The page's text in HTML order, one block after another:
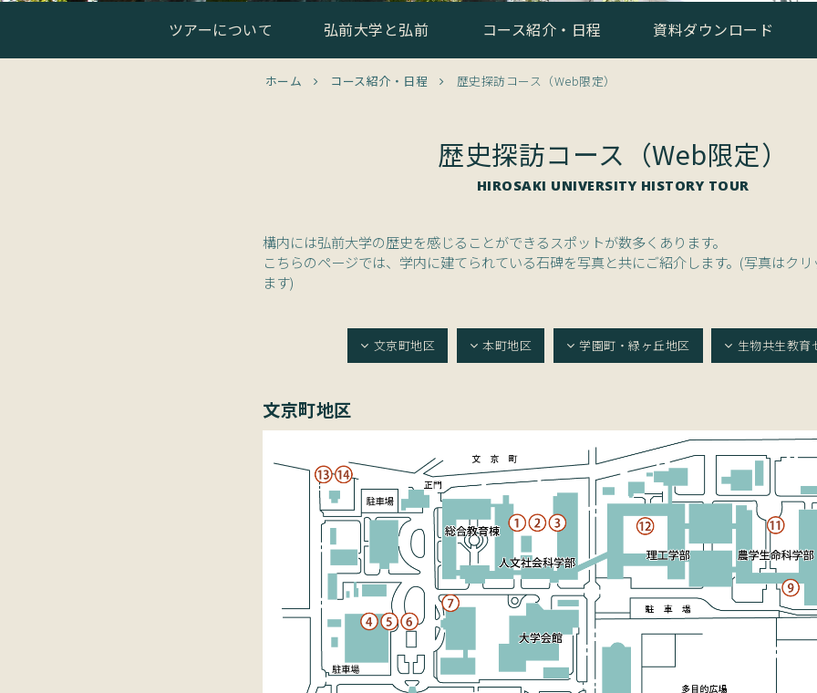
ツアーについて 弘前大学と弘前 コース紹介・日程 資料ダウンロード
ホーム コース紹介・日程 歴史探訪コース（Web限定）
歴史探訪コース（Web限定）
HIROSAKI UNIVERSITY HISTORY TOUR
構内には弘前大学の歴史を感じることができるスポットが数多くあります。
こちらのページでは、学内に建てられている石碑を写真と共にご紹介します。(写真はク
ます)
文京町地区 本町地区 学園町・緑ヶ丘地区 生物共生教育
文京町地区